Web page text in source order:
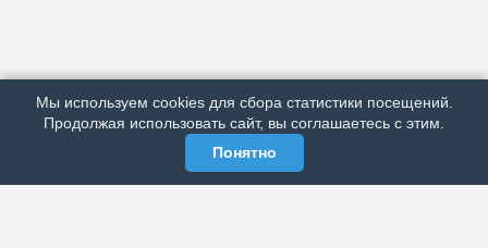
РЕКЛАМА У НАС
МЫ В СОЦСЕТЯХ
Мы используем cookies для сбора статистики посещений.
Продолжая использовать сайт, вы соглашаетесь с этим.
Понятно